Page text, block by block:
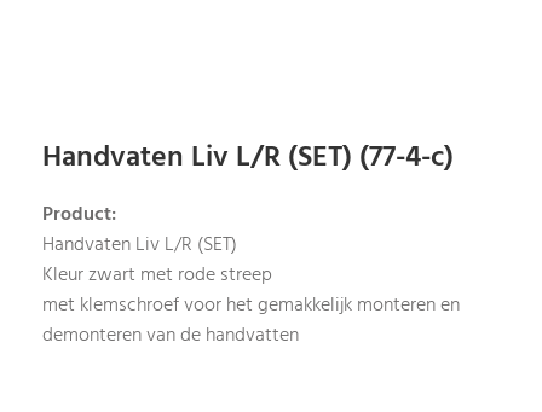
Handvaten Liv L/R (SET) (77-4-c)
Product:
Handvaten Liv L/R (SET)
Kleur zwart met rode streep
met klemschroef voor het gemakkelijk monteren en
demonteren van de handvatten